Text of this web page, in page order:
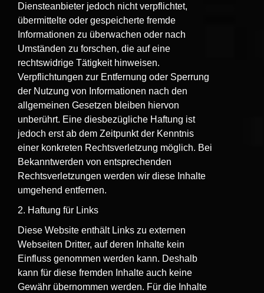
Diensteanbieter jedoch nicht verpflichtet,
übermittelte oder gespeicherte fremde
Informationen zu überwachen oder nach
Umständen zu forschen, die auf eine
rechtswidrige Tätigkeit hinweisen.
Verpflichtungen zur Entfernung oder Sperrung
der Nutzung von Informationen nach den
allgemeinen Gesetzen bleiben hiervon
unberührt. Eine diesbezügliche Haftung ist
jedoch erst ab dem Zeitpunkt der Kenntnis
einer konkreten Rechtsverletzung möglich. Bei
Bekanntwerden von entsprechenden
Rechtsverletzungen werden wir diese Inhalte
umgehend entfernen.
2. Haftung für Links
Diese Website enthält Links zu externen
Webseiten Dritter, auf deren Inhalte kein
Einfluss genommen werden kann. Deshalb
kann für diese fremden Inhalte auch keine
Gewähr übernommen werden. Für die Inhalte